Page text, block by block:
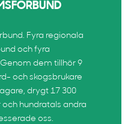
Fyra regionala
och fyra
dem tillhör 9
och skogsbrukare
drygt 17 300
hundratals andra
oss.